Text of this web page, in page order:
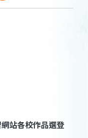
站各校作品選登